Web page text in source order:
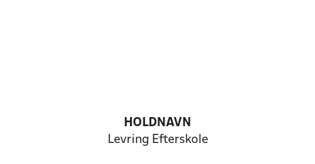
HOLDNAVN
Levring Efterskole